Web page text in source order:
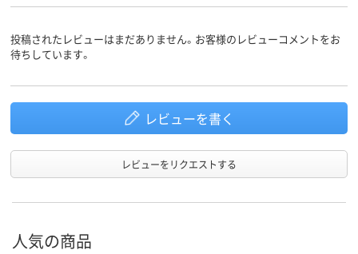
投稿されたレビューはまだありません。お客様のレビューコメントをお
待ちしています。
レビューを書く
レビューをリクエストする
人気の商品